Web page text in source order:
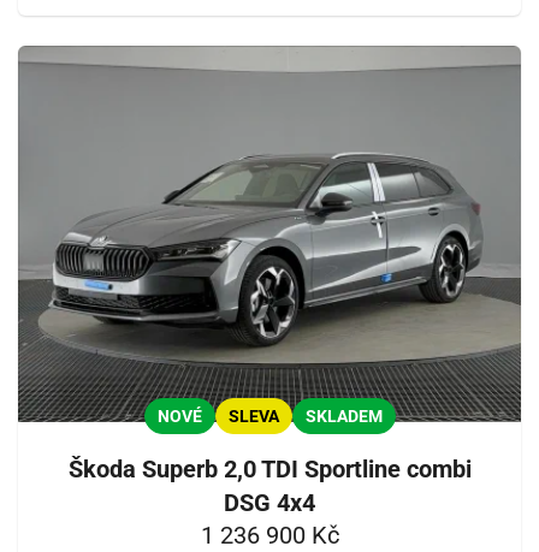
NOVÉ SLEVA SKLADEM
Škoda Superb 2,0 TDI Sportline combi
DSG 4x4
1 236 900 Kč